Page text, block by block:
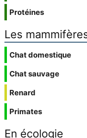
Protéines
Les
Chat domestique
Chat sauvage
Renard
Primates
En écologie